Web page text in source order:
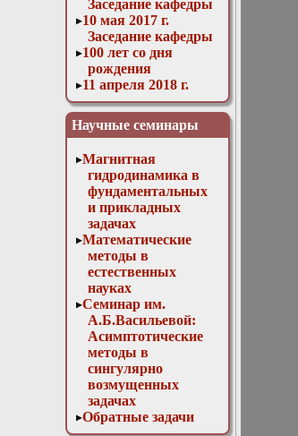
Заседание кафедры
10 мая 2017 г.
Заседание кафедры
100 лет со дня
рождения
11 апреля 2018 г.
Заседание кафедры
11 мая 2016 г.
Заседание кафедры
Заседание кафедры
12 апреля 2017 г.
Заседание кафедры
13 декабря 2017 г.
Отчет магистров
13 декабря 2023г.
Доклад Д. В.
Лукьяненко
«Особенности
построения
численных схем
для решения
трёхмерных
линейных
некорректно
поставленных
обратных задач с
Научные семинары
Магнитная
гидродинамика в
фундаментальных
и прикладных
задачах
Математические
методы в
естественных
науках
Семинар им.
А.Б.Васильевой:
Асимптотические
методы в
сингулярно
возмущенных
задачах
Обратные задачи
математической